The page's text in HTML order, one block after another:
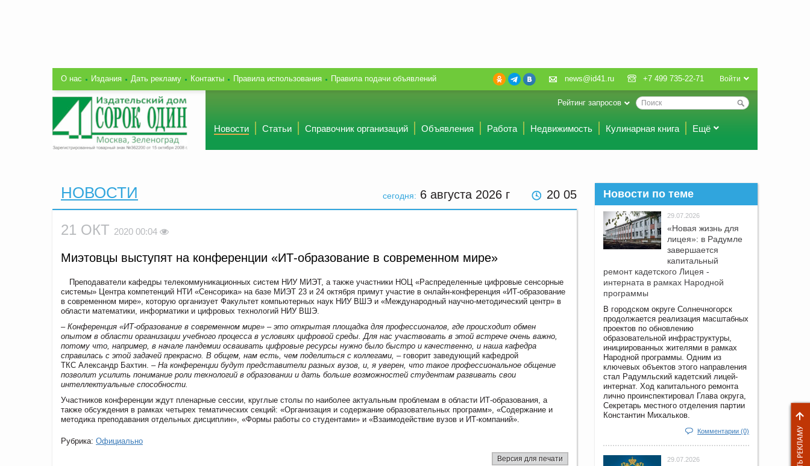
О нас Издания Дать рекламу Контакты Правила использования Правила подачи объявлений Войти
news@id41.ru +7 499 735-22-71
Рейтинг запросов
Новости Статьи Справочник организаций Объявления Работа Недвижимость Кулинарная книга Ещё
сегодня: 6 августа 2026 г 20 05
НОВОСТИ
21 ОКТ 2020 00:04
Миэтовцы выступят на конференции «ИТ-образование в современном мире»
Преподаватели кафедры телекоммуникационных систем НИУ МИЭТ, а также участники НОЦ «Распределенные цифровые сенсорные
системы» Центра компетенций НТИ «Сенсорика» на базе МИЭТ 23 и 24 октября примут участие в онлайн-конференция «ИТ-образование
в современном мире», которую организует Факультет компьютерных наук НИУ ВШЭ и «Международный научно-методический центр» в
области математики, информатики и цифровых технологий НИУ ВШЭ.
– Конференция «ИТ-образование в современном мире» – это открытая площадка для профессионалов, где происходит обмен
опытом в области организации учебного процесса в условиях цифровой среды. Для нас участвовать в этой встрече очень важно,
потому что, например, в начале пандемии осваивать цифровые ресурсы нужно было быстро и качественно, и наша кафедра
справилась с этой задачей прекрасно. В общем, нам есть, чем поделиться с коллегами, – говорит заведующий кафедрой
ТКС Александр Бахтин – На конференции будут представители разных вузов, и, я уверен, что такое профессиональное общение
позволит усилить понимание роли технологий в образовании и дать больше возможностей студентам развивать свои
интеллектуальные способности.
Участников конференции ждут пленарные сессии, круглые столы по наиболее актуальным проблемам в области ИТ-образования, а
также обсуждения в рамках четырех тематических секций: «Организация и содержание образовательных программ», «Содержание и
методика преподавания отдельных дисциплин», «Формы работы со студентами» и «Взаимодействие вузов и ИТ-компаний».
Рубрика: Официально
Версия для печати
Новости по теме
29.07.2026
«Новая жизнь для
лицея»: в Радумле
завершается
капитальный
ремонт кадетского Лицея -
интерната в рамках Народной
программы
В городском округе Солнечногорск
продолжается реализация масштабных
проектов по обновлению
образовательной инфраструктуры,
инициированных жителями в рамках
Народной программы. Одним из
ключевых объектов этого направления
стал Радумльский кадетский лицей-
интернат. Ход капитального ремонта
лично проинспектировал Глава округа,
Секретарь местного отделения партии
Константин Михальков.
Комментарии (0)
29.07.2026